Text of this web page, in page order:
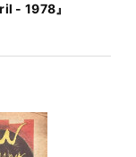
- 1978』